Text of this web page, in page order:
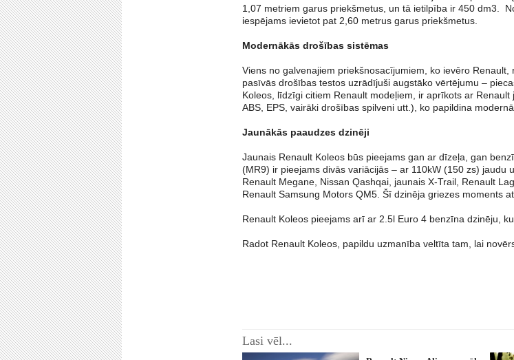
1,07 metriem garus priekšmetus, un tā ietilpība ir 450 dm3.
iespējams ievietot pat 2,60 metrus garus priekšmetus.
Modernākās drošības sistēmas
Viens no galvenajiem priekšnosacījumiem, ko ievēro
pasīvās drošības testos uzrādījuši augstāko vērtējumu –
Koleos, līdzīgi citiem Renault modeļiem, ir aprīkots ar
ABS, EPS, vairāki drošības spilveni utt.), ko papildina
Jaunākās paaudzes dzinēji
Jaunais Renault Koleos būs pieejams gan ar dīzeļa, gan
(MR9) ir pieejams divās variācijās – ar 110kW (150 zs)
Renault Megane, Nissan Qashqai, jaunais X-Trail, Renault
Renault Samsung Motors QM5. Šī dzinēja griezes moments
Renault Koleos pieejams arī ar 2.5l Euro 4 benzīna dzinēju,
Radot Renault Koleos, papildu uzmanība veltīta tam, lai
Lasi vēl...